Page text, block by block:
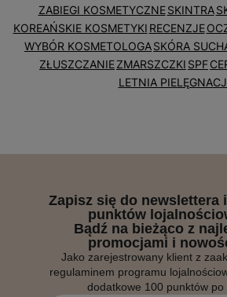
ZABIEGI KOSMETYCZNE SKINTRA
KOREAŃSKIE KOSMETYKI RECENZJE
WYBÓR KOSMETOLOGASKÓRA
ZŁUSZCZANIEZMARSZCZKI SPF
LETNIA
Zapisz się do newslettera
punktów
Bądź na bieżąco z
promocjami i
Jako zarejestrowany klient z
regulaminem programu
dodatkowe 100 punktów po